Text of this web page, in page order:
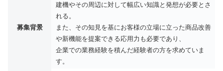
募集背景
建機やその周辺に対して幅広い知識と発想が必要とさ
れる。
また、その知見を基にお客様の立場に立った商品改善
や新機能を提案できる応用力も必要であり、
企業での業務経験を積んだ経験者の方を求めていま
す。